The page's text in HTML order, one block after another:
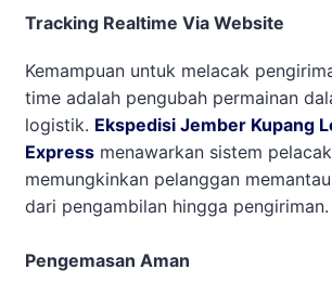
Tracking Realtime Via Website
Kemampuan untuk melacak
time adalah pengubah permainan
logistik. Ekspedisi Jember Kupang
Express menawarkan sistem
memungkinkan pelanggan
dari pengambilan hingga pengiriman.
Pengemasan Aman